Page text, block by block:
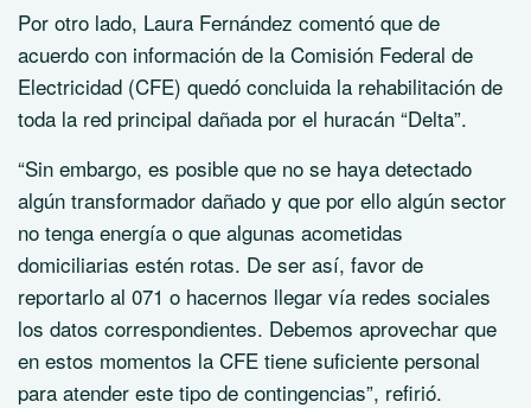
Por otro lado, Laura Fernández comentó que de
acuerdo con información de la Comisión Federal de
Electricidad (CFE) quedó concluida la rehabilitación de
toda la red principal dañada por el huracán “Delta”.
“Sin embargo, es posible que no se haya detectado
algún transformador dañado y que por ello algún sector
no tenga energía o que algunas acometidas
domiciliarias estén rotas. De ser así, favor de
reportarlo al 071 o hacernos llegar vía redes sociales
los datos correspondientes. Debemos aprovechar que
en estos momentos la CFE tiene suficiente personal
para atender este tipo de contingencias”, refirió.